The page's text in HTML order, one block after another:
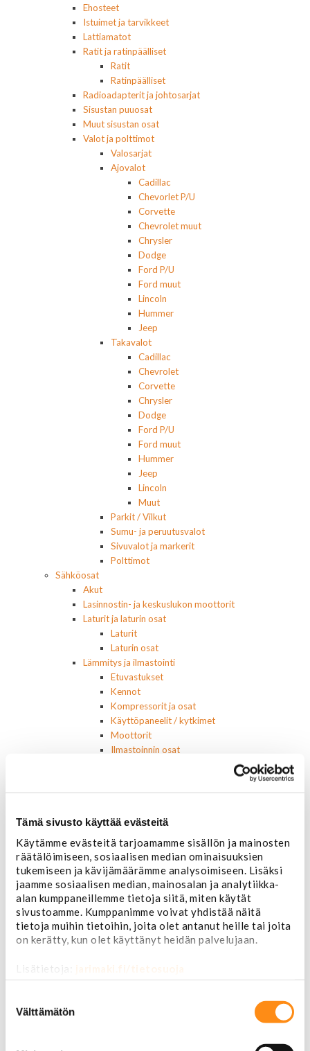
Tämä sivusto käyttää evästeitä
Käytämme evästeitä tarjoamamme sisällön ja mainosten
räätälöimiseen, sosiaalisen median ominaisuuksien
tukemiseen ja kävijämäärämme analysoimiseen. Lisäksi
jaamme sosiaalisen median, mainosalan ja analytiikka-
alan kumppaneillemme tietoja siitä, miten käytät
sivustoamme. Kumppanimme voivat yhdistää näitä
tietoja muihin tietoihin, joita olet antanut heille tai joita
on kerätty, kun olet käyttänyt heidän palvelujaan.
Lisätietoja: jarimaki.fi/tietosuoja
valinta
Välttämätön
Ehosteet
Istuimet ja tarvikkeet
Lattiamatot
Ratit ja ratinpäälliset
Ratit
Ratinpäälliset
Radioadapterit ja johtosarjat
Sisustan puuosat
Muut sisustan osat
Valot ja polttimot
Valosarjat
Ajovalot
Cadillac
Chevorlet P/U
Corvette
Chevrolet muut
Chrysler
Dodge
Ford P/U
Ford muut
Lincoln
Hummer
Jeep
Takavalot
Cadillac
Chevrolet
Corvette
Chrysler
Dodge
Ford P/U
Ford muut
Hummer
Jeep
Lincoln
Muut
Parkit / Vilkut
Sumu- ja peruutusvalot
Sivuvalot ja markerit
Polttimot
Sähköosat
Akut
Lasinnostin- ja keskuslukon moottorit
Laturit ja laturin osat
Laturit
Laturin osat
Lämmitys ja ilmastointi
Etuvastukset
Kennot
Kompressorit ja osat
Käyttöpaneelit / kytkimet
Moottorit
Ilmastoinnin osat
Startit ja startin osat
Starttimoottorin osat
Sytytysosat
Sähköosat
Ajovalokytkimet
Jarruvalokytkimet
Keskuslukon kytkimet
Lasinnostimen kytkimet
Lämmityslaitteen osat
Muut kytkimet ja sähköosat
Ovivalokykimet
Releet ja sulakkeet
Tarrat, tunnukset, logot, merkit